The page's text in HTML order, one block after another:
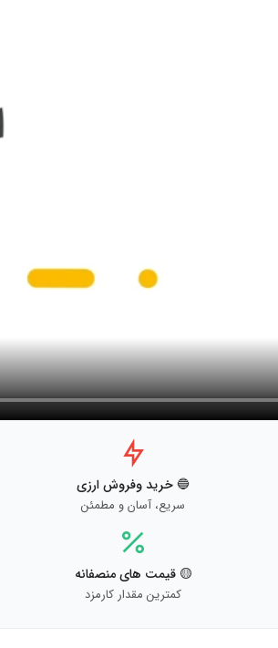
🔵 خرید وفروش ارزی
سریع، آسان و مطمئن
🟡 قیمت های منصفانه
کمترین مقدار کارمزد